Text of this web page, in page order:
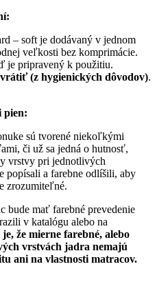
– soft je dodávaný v jednom
veľkosti bez komprimácie.
je pripravený k použitiu.
(z hygienických dôvodov).
pien:
sú tvorené niekoľkými
či už sa jedná o hutnosť,
vrstvy pri jednotlivých
popísali a farebne odlíšili, aby
zrozumiteľné.
bude mať farebné prevedenie
v katalógu alebo na
že mierne farebné, alebo
vrstvách jadra nemajú
ani na vlastnosti matracov.